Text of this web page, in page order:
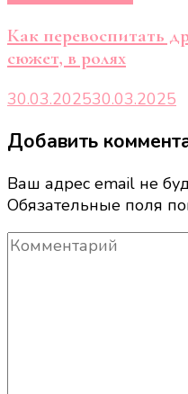
Как перевоспитать
сюжет, в ролях
30.03.202530.03.2025
Добавить
Ваш адрес email не
Обязательные поля
Комментарий